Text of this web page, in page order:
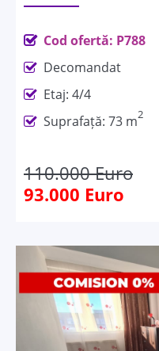
Cod ofertă: P788
Decomandat
Etaj: 4/4
Suprafață: 73 m2
110.000 Euro
93.000 Euro